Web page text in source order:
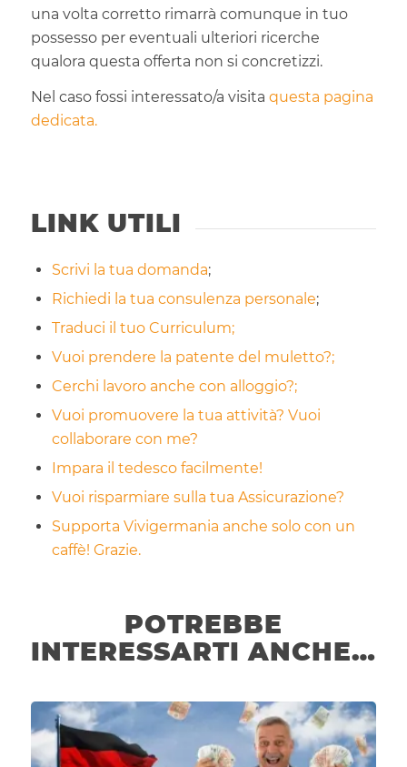
una volta corretto rimarrà comunque in tuo
possesso per eventuali ulteriori ricerche
qualora questa offerta non si concretizzi.
Nel caso fossi interessato/a visita questa pagina
dedicata.
LINK UTILI
Scrivi la tua domanda;
Richiedi la tua consulenza personale;
Traduci il tuo Curriculum;
Vuoi prendere la patente del muletto?;
Cerchi lavoro anche con alloggio?;
Vuoi promuovere la tua attività? Vuoi
collaborare con me?
Impara il tedesco facilmente!
Vuoi risparmiare sulla tua Assicurazione?
Supporta Vivigermania anche solo con un
caffè! Grazie.
POTREBBE
INTERESSARTI ANCHE…